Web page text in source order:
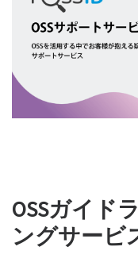
OSSガイド
ングサービ